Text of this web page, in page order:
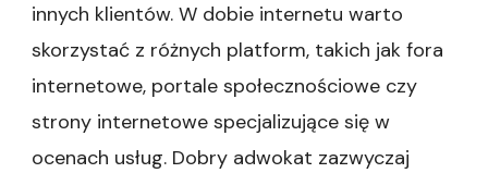
innych klientów. W dobie internetu warto
skorzystać z różnych platform, takich jak fora
internetowe, portale społecznościowe czy
strony internetowe specjalizujące się w
ocenach usług. Dobry adwokat zazwyczaj